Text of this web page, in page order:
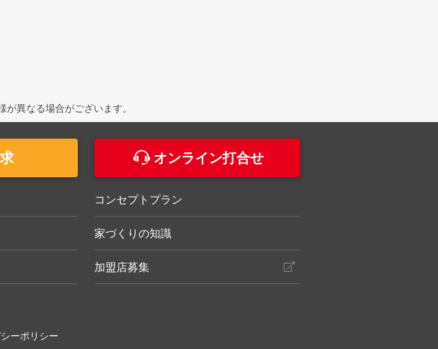
異なる場合がございます。
オンライン打合せ
コンセプトプラン
家づくりの知識
加盟店募集
ーポリシー